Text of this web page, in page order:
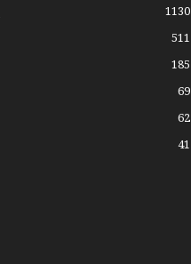
1130
511
185
69
62
41